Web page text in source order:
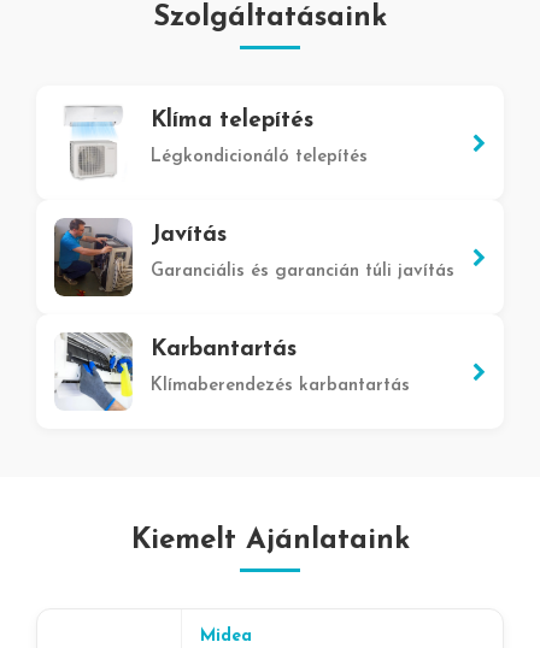
Szolgáltatásaink
Klíma telepítés
Légkondicionáló telepítés
Javítás
Garanciális és garancián túli javítás
Karbantartás
Klímaberendezés karbantartás
Kiemelt Ajánlataink
Midea